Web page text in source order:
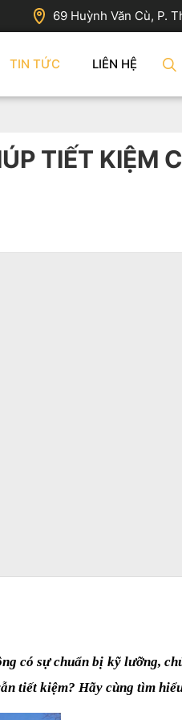
69 Huỳnh Văn Cù, P.
TIN TỨC LIÊN HỆ
TIẾT KIỆM
có sự chuẩn bị kỹ lưỡng,
tiết kiệm? Hãy cùng tìm